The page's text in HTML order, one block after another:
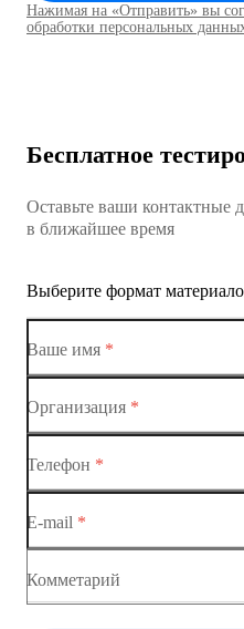
Коммутаторы
Коммутатор
Коммутатор
Коммутаторы
Коммутатор
Коммутатор
Нажимая на «Отправить» вы
обработки персональных
Бесплатное
Оставьте ваши контактные
в ближайшее время
Выберите формат
Ethernet-коммутаторы
Ваше имя *
Организация *
Телефон *
E-mail *
Комметарий